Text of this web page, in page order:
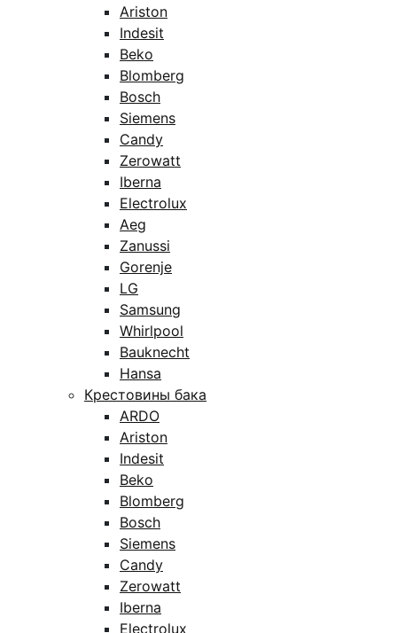
Ariston
Indesit
Beko
Blomberg
Bosch
Siemens
Candy
Zerowatt
Iberna
Electrolux
Aeg
Zanussi
Gorenje
LG
Samsung
Whirlpool
Bauknecht
Hansa
Крестовины бака
ARDO
Ariston
Indesit
Beko
Blomberg
Bosch
Siemens
Candy
Zerowatt
Iberna
Electrolux